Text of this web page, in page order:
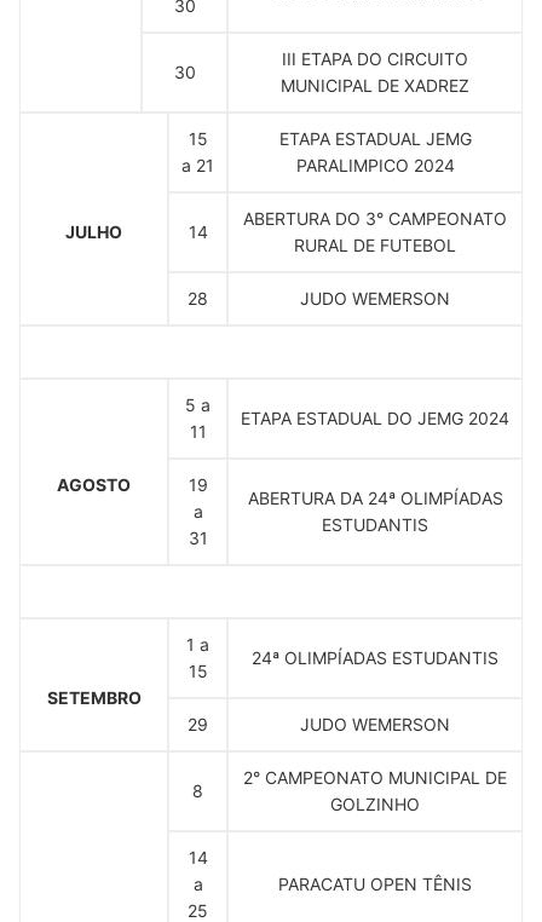
30
30
III ETAPA DO CIRCUITO
MUNICIPAL DE XADREZ
JULHO
15
a 21
ETAPA ESTADUAL JEMG
PARALIMPICO 2024
14
ABERTURA DO 3° CAMPEONATO
RURAL DE FUTEBOL
28 JUDO WEMERSON
AGOSTO
5 a
11
ETAPA ESTADUAL DO JEMG 2024
19
a
31
ABERTURA DA 24ª OLIMPÍADAS
ESTUDANTIS
SETEMBRO
1 a
15
24ª OLIMPÍADAS ESTUDANTIS
29 JUDO WEMERSON
8
2° CAMPEONATO MUNICIPAL DE
GOLZINHO
14
a
25
PARACATU OPEN TÊNIS